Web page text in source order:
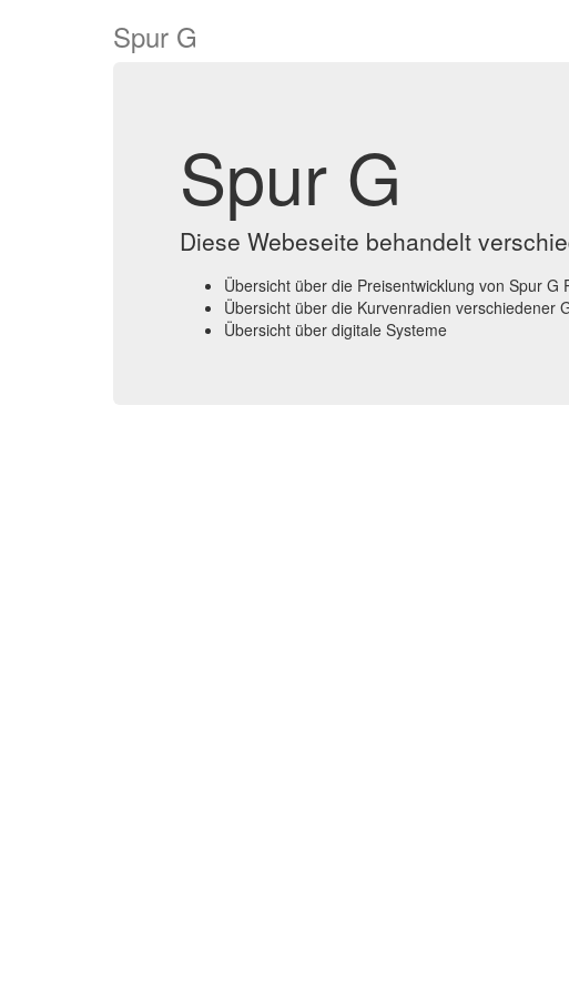
Spur G
Spur G
Diese Webeseite behandelt
Übersicht über die Preisentwicklung von Spur G
Übersicht über die Kurvenradien verschiedener
Übersicht über digitale Systeme